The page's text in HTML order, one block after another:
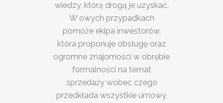
wiedzy, którą drogą je uzyskać.
W owych przypadkach
pomoże ekipa inwestorów,
która proponuje obsługę oraz
ogromne znajomości w obrębie
formalności na temat
sprzedaży wobec czego
przedkłada wszystkie umowy,